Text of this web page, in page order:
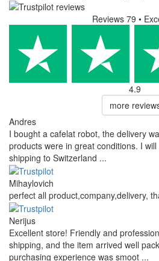
Reviews 79 •
4.9
more
Andres
I bought a cafelat robot, the delivery
products were in great conditions. I
shipping to Switzerland ...
Mihaylovich
perfect all product,company,delivery,
Nerijus
Excellent store! Friendly and
shipping, and the item arrived well
purchasing experience was smoot ...